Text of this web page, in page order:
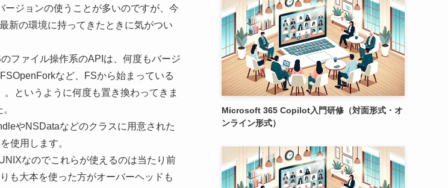
ジョンの使うことが多いのですが、今
新の環境に持ってきたときに気がつい
ファイル操作系のAPIは、何度もバージ
など、FSから始まっている
というように何度も置き換わってきま
やNSDataなどのクラスに用意された
使用します。
なのでこれらが使えるのは当たり前
も大本を使った方がオーバーヘッドも
Microsoft 365 Copilot入門研修（対面形式・オ
ンライン形式）